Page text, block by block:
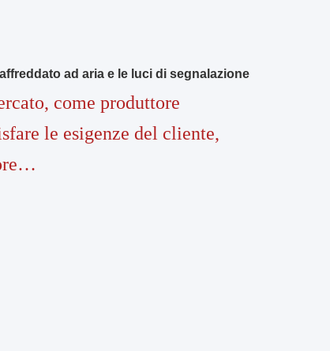
ad aria e le luci di segnalazione
come produttore
le esigenze del cliente,